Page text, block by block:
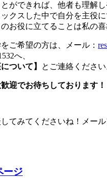
ができれば、他者も理解し
クスした中で自分を主役
お役に立てることは私の喜
ご希望の方は、メール：
へ、
ついて】
とご連絡ください
迎でお待ちしております！
てみてくださいね！メー
ージ